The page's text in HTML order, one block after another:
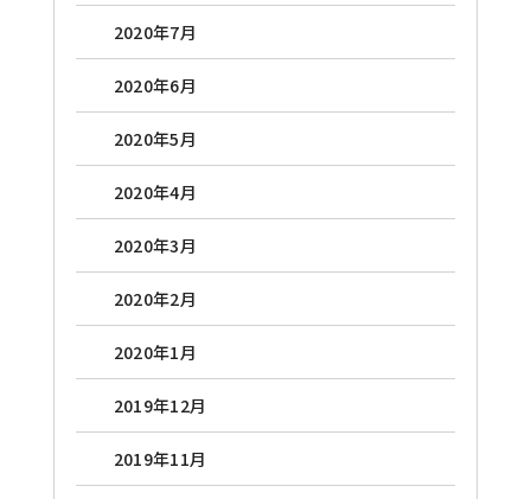
2020年7月
2020年6月
2020年5月
2020年4月
2020年3月
2020年2月
2020年1月
2019年12月
2019年11月